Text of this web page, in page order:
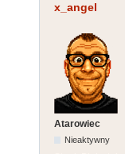
x_angel
Atarowiec
Nieaktywny